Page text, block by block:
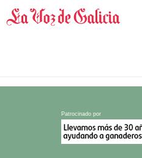
Patrocinado por